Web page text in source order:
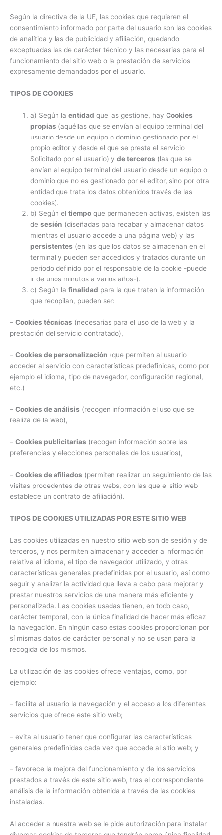
Según la directiva de la UE, las cookies que requieren el
consentimiento informado por parte del usuario son las cookies
de analítica y las de publicidad y afiliación, quedando
exceptuadas las de carácter técnico y las necesarias para el
funcionamiento del sitio web o la prestación de servicios
expresamente demandados por el usuario.
TIPOS DE COOKIES
a) Según laentidad que las gestione, hayCookies
propias (aquéllas que se envían al equipo terminal del
usuario desde un equipo o dominio gestionado por el
propio editor y desde el que se presta el servicio
Solicitado por el usuario) yde terceros (las que se
envían al equipo terminal del usuario desde un equipo o
dominio que no es gestionado por el editor, sino por otra
entidad que trata los datos obtenidos través de las
cookies).
b) Según eltiempo que permanecen activas, existen las
desesión (diseñadas para recabar y almacenar datos
mientras el usuario accede a una página web) y las
persistentes (en las que los datos se almacenan en el
terminal y pueden ser accedidos y tratados durante un
periodo definido por el responsable de la cookie -puede
ir de unos minutos a varios años-).
c) Según lafinalidad para la que traten la información
que recopilan, pueden ser:
– Cookies técnicas (necesarias para el uso de la web y la
prestación del servicio contratado),
– Cookies de personalización (que permiten al usuario
acceder al servicio con características predefinidas, como por
ejemplo el idioma, tipo de navegador, configuración regional,
etc.)
– Cookies de análisis (recogen información el uso que se
realiza de la web),
– Cookies publicitarias (recogen información sobre las
preferencias y elecciones personales de los usuarios),
– Cookies de afiliados (permiten realizar un seguimiento de las
visitas procedentes de otras webs, con las que el sitio web
establece un contrato de afiliación).
TIPOS DE COOKIES UTILIZADAS POR ESTE SITIO WEB
Las cookies utilizadas en nuestro sitio web son de sesión y de
terceros, y nos permiten almacenar y acceder a información
relativa al idioma, el tipo de navegador utilizado, y otras
características generales predefinidas por el usuario, así como
seguir y analizar la actividad que lleva a cabo para mejorar y
prestar nuestros servicios de una manera más eficiente y
personalizada. Las cookies usadas tienen, en todo caso,
carácter temporal, con la única finalidad de hacer más eficaz
la navegación. En ningún caso estas cookies proporcionan por
sí mismas datos de carácter personal y no se usan para la
recogida de los mismos.
La utilización de las cookies ofrece ventajas, como, por
ejemplo:
– facilita al usuario la navegación y el acceso a los diferentes
servicios que ofrece este sitio web;
– evita al usuario tener que configurar las características
generales predefinidas cada vez que accede al sitio web; y
– favorece la mejora del funcionamiento y de los servicios
prestados a través de este sitio web, tras el correspondiente
análisis de la información obtenida a través de las cookies
instaladas.
Al acceder a nuestra web se le pide autorización para instalar